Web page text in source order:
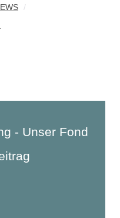
für Depot gefunden
des
- Unser Fond